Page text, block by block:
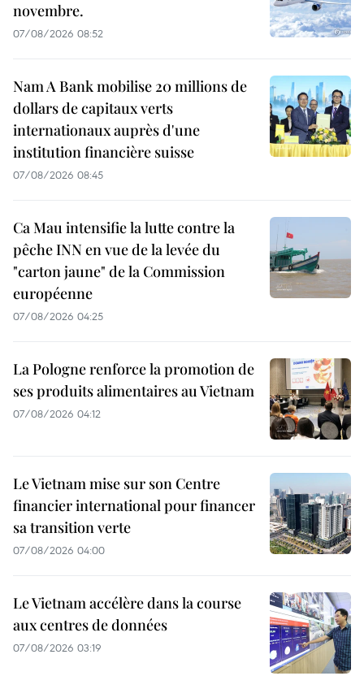
novembre.
07/08/2026 08:52
Nam A Bank mobilise 20 millions de
dollars de capitaux verts
internationaux auprès d'une
institution financière suisse
07/08/2026 08:45
Ca Mau intensifie la lutte contre la
pêche INN en vue de la levée du
"carton jaune" de la Commission
européenne
07/08/2026 04:25
La Pologne renforce la promotion de
ses produits alimentaires au Vietnam
07/08/2026 04:12
Le Vietnam mise sur son Centre
financier international pour financer
sa transition verte
07/08/2026 04:00
Le Vietnam accélère dans la course
aux centres de données
07/08/2026 03:19